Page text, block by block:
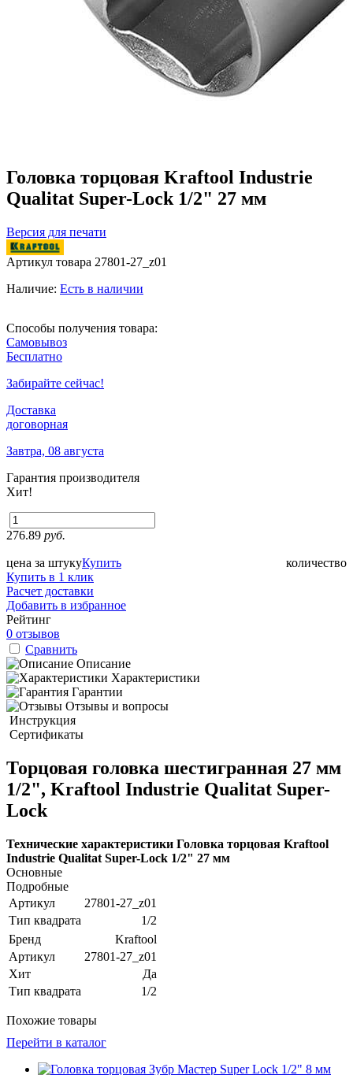
Головка торцовая Kraftool Industrie
Qualitat Super-Lock 1/2" 27 мм
Версия для печати
Артикул товара 27801-27_z01
Наличие: Есть в наличии
Способы получения товара:
Самовывоз
Бесплатно
Забирайте сейчас!
Доставка
договорная
Завтра, 08 августа
Гарантия производителя
Хит!
276.89 руб.
цена за штуку количество
Купить
Купить в 1 клик
Расчет доставки
Добавить в избранное
Рейтинг
0 отзывов
Сравнить
Описание
Характеристики
Гарантии
Отзывы и вопросы
Инструкция
Сертификаты
Торцовая головка шестигранная 27 мм
1/2", Kraftool Industrie Qualitat Super-
Lock
Технические характеристики Головка торцовая Kraftool
Industrie Qualitat Super-Lock 1/2" 27 мм
Основные
Подробные
Артикул
27801-27_z01
Тип квадрата
1/2
Бренд
Kraftool
Артикул
27801-27_z01
Хит
Да
Тип квадрата
1/2
Похожие товары
Перейти в каталог